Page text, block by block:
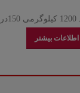
مدل +4L
اطلاعات بیشتر